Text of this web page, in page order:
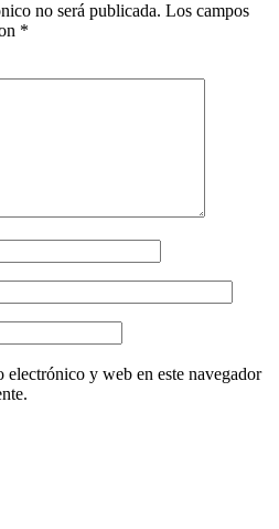
no será publicada. Los campos
*
electrónico y web en este navegador